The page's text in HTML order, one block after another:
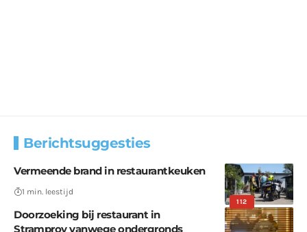
Berichtsuggesties
112
Vermeende brand in restaurantkeuken
1 min. leestijd
Doorzoeking bij restaurant in
Stramproy vanwege ondergronds